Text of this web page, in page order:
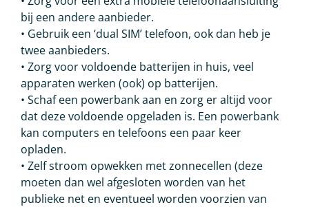
bij een andere aanbieder.
• Gebruik een ‘dual SIM’ telefoon, ook dan heb je
twee aanbieders.
• Zorg voor voldoende batterijen in huis, veel
apparaten werken (ook) op batterijen.
• Schaf een powerbank aan en zorg er altijd voor
dat deze voldoende opgeladen is. Een powerbank
kan computers en telefoons een paar keer
opladen.
• Zelf stroom opwekken met zonnecellen (deze
moeten dan wel afgesloten worden van het
publieke net en eventueel worden voorzien van